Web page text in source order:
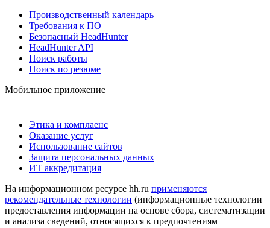
Производственный календарь
Требования к ПО
Безопасный HeadHunter
HeadHunter API
Поиск работы
Поиск по резюме
Мобильное приложение
Этика и комплаенс
Оказание услуг
Использование сайтов
Защита персональных данных
ИТ аккредитация
На информационном ресурсе hh.ru применяются
рекомендательные технологии (информационные технологии
предоставления информации на основе сбора, систематизации
и анализа сведений, относящихся к предпочтениям